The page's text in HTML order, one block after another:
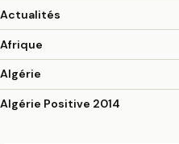
Actualités
Afrique
Algérie
Algérie Positive 2014